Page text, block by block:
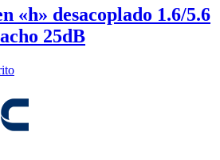
«h» desacoplado 1.6/5.6
25dB